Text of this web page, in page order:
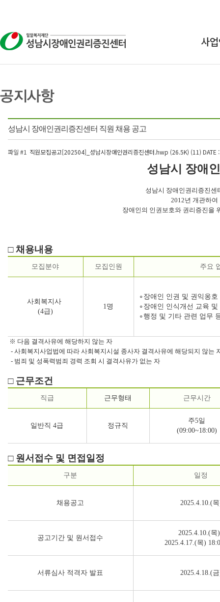
사
성남시 장애인권리증진센터 직원 채용 공고
파일 #1 직원모집공고[202504]_성남시장애인권리증진센터.hwp (26.5K) (11) DATE
성남시 장애
성남시 장애인권리증진센
2012년 개관하
장애인의 인권보호와 권리증진을
□ 채용내용
모집분야 모집인원 주요
사회복지사
(4급)
1명
∘장애인 인권 및 권익옹호
∘장애인 인식개선 교육 및
∘행정 및 기타 관련 업무
​ ※ 다음 결격사유에 해당하지 않는 자
- 사회복지사업법에 따라 사회복지시설 종사자 결격사유에 해당되지 않는
- 범죄 및 성폭력범죄 경력 조회 시 결격사유가 없는 자
□ 근무조건
직급 근무형태 근무시간
일반직 4급 정규직​
주5일
(09:00~18:00)
□ 원서접수 및 면접일정
구분 일정
채용공고 2025.4.10.(
공고기간 및 원서접수
2025.4.10.(목
2025.4.17.(목)
서류심사 적격자 발표 2025.4.18.(